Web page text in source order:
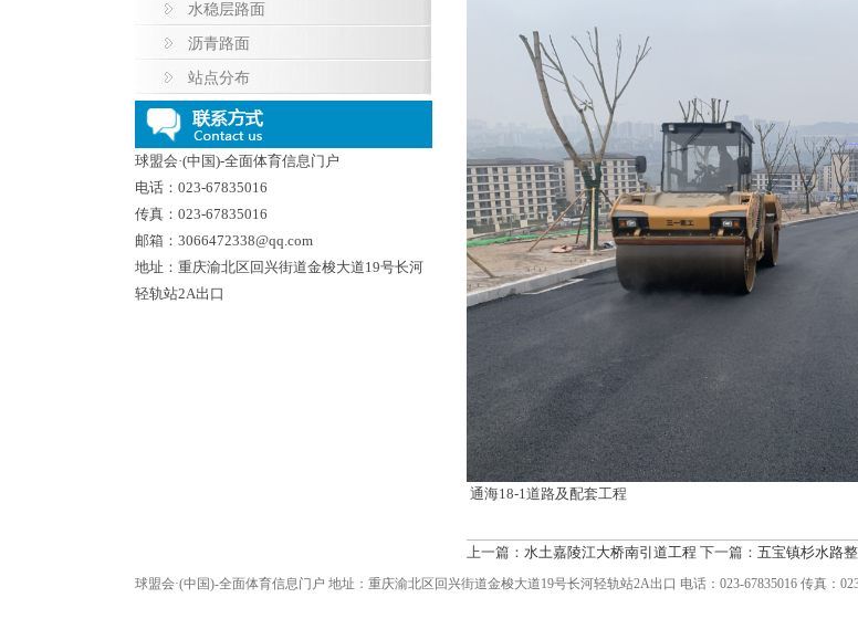
水稳层路面
沥青路面
站点分布
球盟会·(中国)-全面体育信息门户
电话：023-67835016
传真：023-67835016
邮箱：3066472338@qq.com
地址：重庆渝北区回兴街道金梭大道19号长河
轻轨站2A出口
通海18-1道路及配套工程
上一篇： 水土嘉陵江大桥南引道工程 下一篇： 五宝镇杉水路
球盟会·(中国)-全面体育信息门户 地址：重庆渝北区回兴街道金梭大道19号长河轻轨站2A出口 电话：023-67835016 传真：